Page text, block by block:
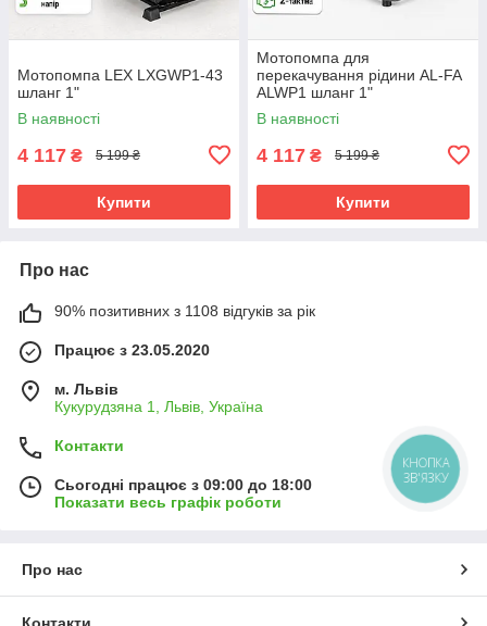
Мотопомпа LEX LXGWP1-43
шланг 1"
В наявності
4 117 ₴ 5 199 ₴
Купити
Мотопомпа для
перекачування рідини AL-FA
ALWP1 шланг 1"
В наявності
4 117 ₴ 5 199 ₴
Купити
Про нас
90% позитивних з 1108 відгуків за рік
Працює з 23.05.2020
м. Львів
Кукурудзяна 1, Львів, Україна
Контакти
Сьогодні працює з 09:00 до 18:00
Показати весь графік роботи
Про нас
КНОПКА
ЗВ'ЯЗКУ